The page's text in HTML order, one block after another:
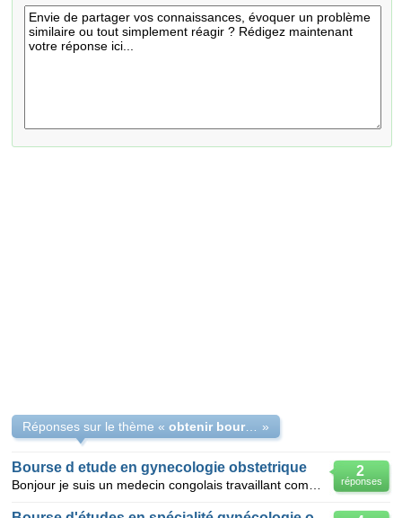
Réponses sur le thème « obtenir bourse d'étude gynécologie obstétrique »
2
réponses
Bourse d etude en gynecologie obstetrique